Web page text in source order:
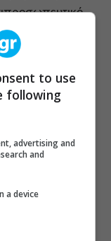
to use
following
advertising and
and
a device